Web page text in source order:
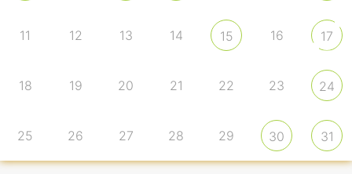
11 12 13 14 15 16 17
18 19 20 21 22 23 24
25 26 27 28 29 30 31